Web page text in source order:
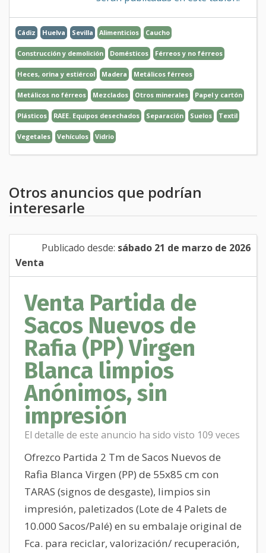
Cádiz Huelva Sevilla Alimenticios Caucho
Construcción y demolición Domésticos Férreos y no férreos
Heces, orina y estiércol Madera Metálicos férreos
Metálicos no férreos Mezclados Otros minerales Papel y cartón
Plásticos RAEE. Equipos desechados Separación Suelos Textil
Vegetales Vehículos Vidrio
Otros anuncios que podrían
interesarle
Publicado desde: sábado 21 de marzo de 2026
Venta
Venta Partida de
Sacos Nuevos de
Rafia (PP) Virgen
Blanca limpios
Anónimos, sin
impresión
El detalle de este anuncio ha sido visto 109 veces
Ofrezco Partida 2 Tm de Sacos Nuevos de
Rafia Blanca Virgen (PP) de 55x85 cm con
TARAS (signos de desgaste), limpios sin
impresión, paletizados (Lote de 4 Palets de
10.000 Sacos/Palé) en su embalaje original de
Fca. para reciclar, valorización/ recuperación,